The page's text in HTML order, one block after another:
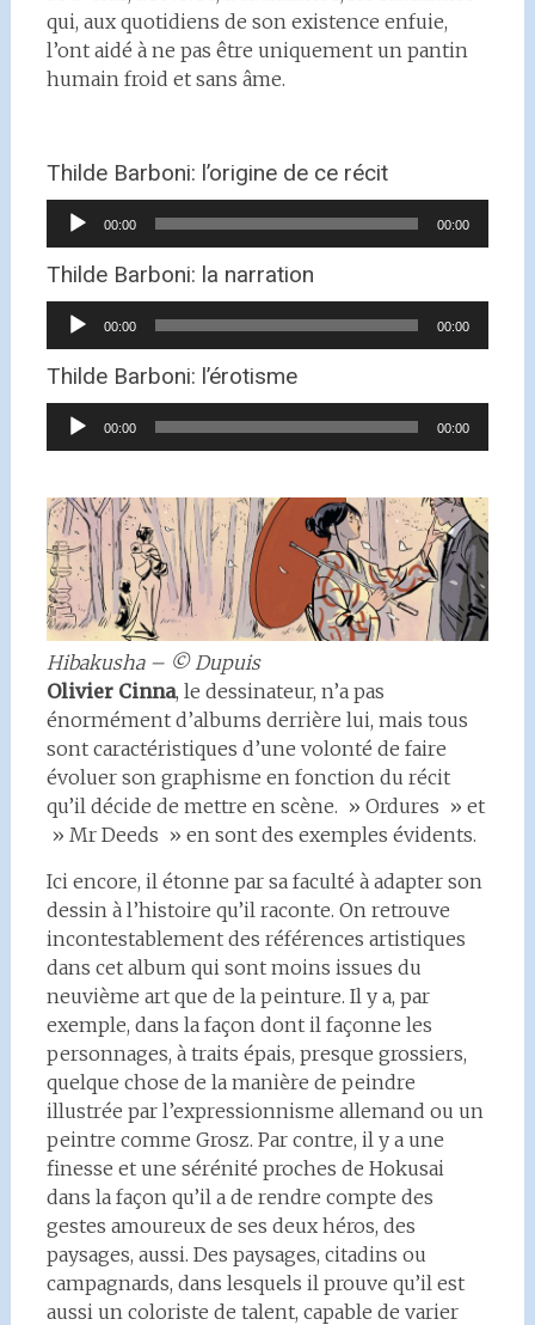
qui, aux quotidiens de son existence enfuie,
l’ont aidé à ne pas être uniquement un pantin
humain froid et sans âme.
Thilde Barboni: l’origine de ce récit
Lecteur00:00 00:00
Thilde Barboni: la narration
Lecteur00:00 00:00
Thilde Barboni: l’érotisme
Lecteur00:00 00:00
Hibakusha – © Dupuis
Olivier Cinna, le dessinateur, n’a pas
énormément d’albums derrière lui, mais tous
sont caractéristiques d’une volonté de faire
évoluer son graphisme en fonction du récit
qu’il décide de mettre en scène. » Ordures » et
» Mr Deeds » en sont des exemples évidents.
Ici encore, il étonne par sa faculté à adapter son
dessin à l’histoire qu’il raconte. On retrouve
incontestablement des références artistiques
dans cet album qui sont moins issues du
neuvième art que de la peinture. Il y a, par
exemple, dans la façon dont il façonne les
personnages, à traits épais, presque grossiers,
quelque chose de la manière de peindre
illustrée par l’expressionnisme allemand ou un
peintre comme Grosz. Par contre, il y a une
finesse et une sérénité proches de Hokusai
dans la façon qu’il a de rendre compte des
gestes amoureux de ses deux héros, des
paysages, aussi. Des paysages, citadins ou
campagnards, dans lesquels il prouve qu’il est
aussi un coloriste de talent, capable de varier